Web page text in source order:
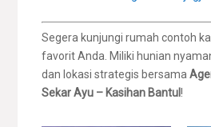
Segera kunjungi rumah contoh
favorit Anda. Miliki hunian
dan lokasi strategis bersama
Sekar Ayu – Kasihan Bantul!